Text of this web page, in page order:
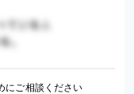
にご相談ください